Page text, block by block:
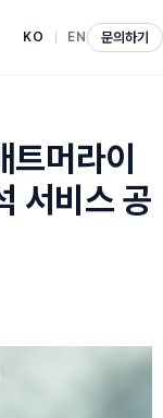
KO EN 문의하기
머라이
서비스 공